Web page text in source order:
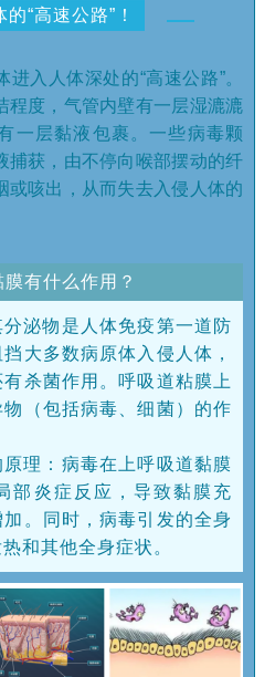
“高速公路”！
入人体深处的“高速公路”。
程度，气管内壁有一层湿漉漉
一层黏液包裹。一些病毒颗
捕获，由不停向喉部摆动的纤
或咳出，从而失去入侵人体的
有什么作用？
泌物是人体免疫第一道防
大多数病原体入侵人体，
杀菌作用。呼吸道粘膜上
（包括病毒、细菌）的作
原理： 病毒在上呼吸道黏膜
部炎症反应，导致黏膜充
。同时，病毒引发的全身
和其他全身症状。